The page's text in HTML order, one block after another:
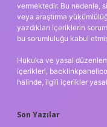
vermektedir. Bu nedenle,
veya araştırma
yazdıkları içeriklerin
bu sorumluluğu kabul etmiş
Hukuka ve yasal
içerikleri,
halinde, ilgili içerikler
Son Yazılar